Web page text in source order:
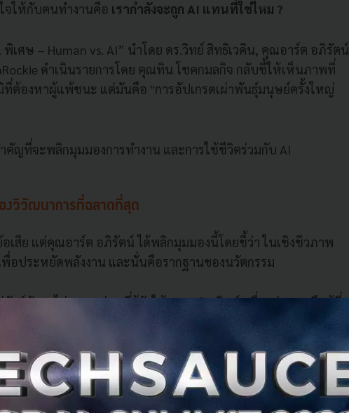
จให้กับคนทำงานคือ เรากำลังจะถูก AI แทนที่ใช่ไหม ?
พิเศษ – Human vs. AI” นำโดย ดร.วิทย์ สิทธิเวคิน, คุณอาร์ต อภิรัตน์
ดำเนินรายการโดย คุณทิน โชคกมลกิจ กลับชี้ให้เห็นภาพที่
ที่ต้องหาผู้แพ้ชนะ แต่มันคือ "การอัปเกรดเผ่าพันธุ์มนุษย์ครั้งใหญ่
คัญที่จะพลิกมุมมองการทำงาน และการใช้ชีวิตร่วมกับ AI
งวิวัฒนาการที่ฉลาดที่สุด
เสีย แต่คุณอาร์ต อภิรัตน์ ได้พลิกมุมมองนี้โดยชี้ว่า ในเชิงชีวภาพ
อประหยัดพลังงาน และนั่นคือรากฐานของนวัตกรรม
ตว์มักจะไม่รอด แต่คนที่รู้จักใช้สมองประดิษฐ์เครื่องทุ่นแรง คือผู้ที่
เดียวกันคือ "ทำแทนงานที่มนุษย์ไม่ควรฝืนทำ" เพื่อให้เราประหยัด
านที่มีมูลค่าสูงกว่า